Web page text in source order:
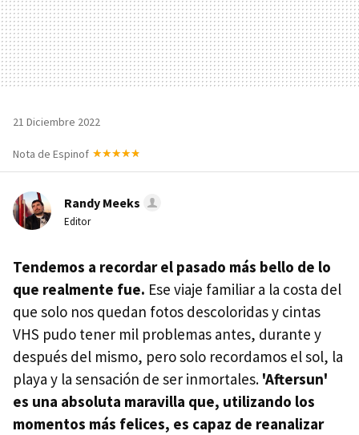
21 Diciembre 2022
Nota de Espinof
Randy Meeks
Editor
Tendemos a recordar el pasado más bello de lo
que realmente fue. Ese viaje familiar a la costa del
que solo nos quedan fotos descoloridas y cintas
VHS pudo tener mil problemas antes, durante y
después del mismo, pero solo recordamos el sol, la
playa y la sensación de ser inmortales. 'Aftersun'
es una absoluta maravilla que, utilizando los
momentos más felices, es capaz de reanalizar